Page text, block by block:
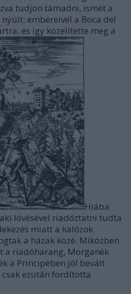
tudjon támadni, ismét a
embereivel a Boca del
és így közelítette meg a
Hiába
lövésével riadóztatni tudta
miatt a kalózok
a házak közé. Miközben
a riadóharang, Morganék
a Principében jól bevált
ezután fordította